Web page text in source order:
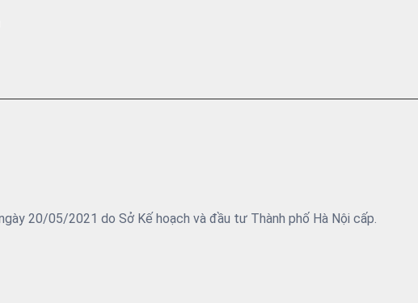
20/05/2021 do Sở Kế hoạch và đầu tư Thành phố Hà Nội cấp.